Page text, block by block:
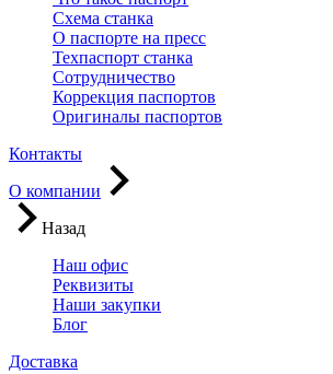
Схема станка
О паспорте на пресс
Техпаспорт станка
Сотрудничество
Коррекция паспортов
Оригиналы паспортов
Контакты
О компании
Назад
Наш офис
Реквизиты
Наши закупки
Блог
Доставка